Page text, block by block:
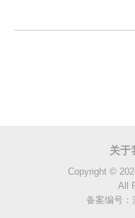
关于
Copyright ©
All
备案编号：